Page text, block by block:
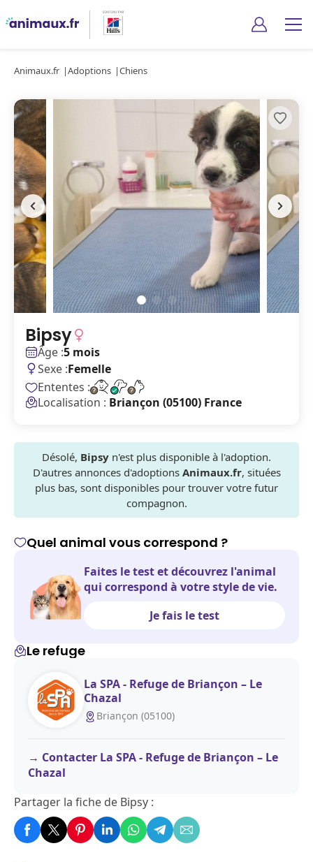
Animaux.fr Adoptions Chiens
Bipsy
Âge :5 mois
Sexe :Femelle
Ententes :
Localisation : Briançon (05100) France
Désolé, Bipsy n'est plus disponible à l'adoption.
D'autres annonces d'adoptions Animaux.fr, situées
plus bas, sont disponibles pour trouver votre futur
compagnon.
Quel animal vous correspond ?
Faites le test et découvrez l'animal
qui correspond à votre style de vie.
Je fais le test
Le refuge
La SPA - Refuge de Briançon – Le
Chazal
Briançon (05100)
Contacter La SPA - Refuge de Briançon – Le
Chazal
Partager la fiche de Bipsy :